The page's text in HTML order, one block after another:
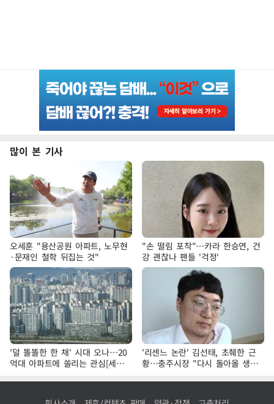
많이 본 기사
오세훈 "용산공원 아파트, 노무현
·문재인 철학 뒤집는 것"
"손 떨림 포착"…카라 한승연, 건
강 괜찮나 팬들 '걱정'
'덜 똘똘한 한 채' 시대 오나…20
억대 아파트에 쏠리는 관심[세제
개편, 그 이후②]
'리센느 논란' 김선태, 초췌한 근
황…충주시장 "다시 돌아올 생
각?"